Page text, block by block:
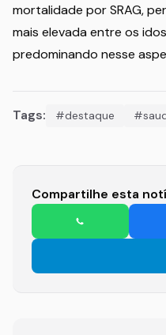
mortalidade por SRAG,
mais elevada entre os
predominando nesse
Tags: #destaque
Compartilhe esta